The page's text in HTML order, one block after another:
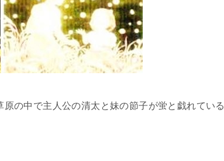
の中で主人公の清太と妹の節子が蛍と戯れている